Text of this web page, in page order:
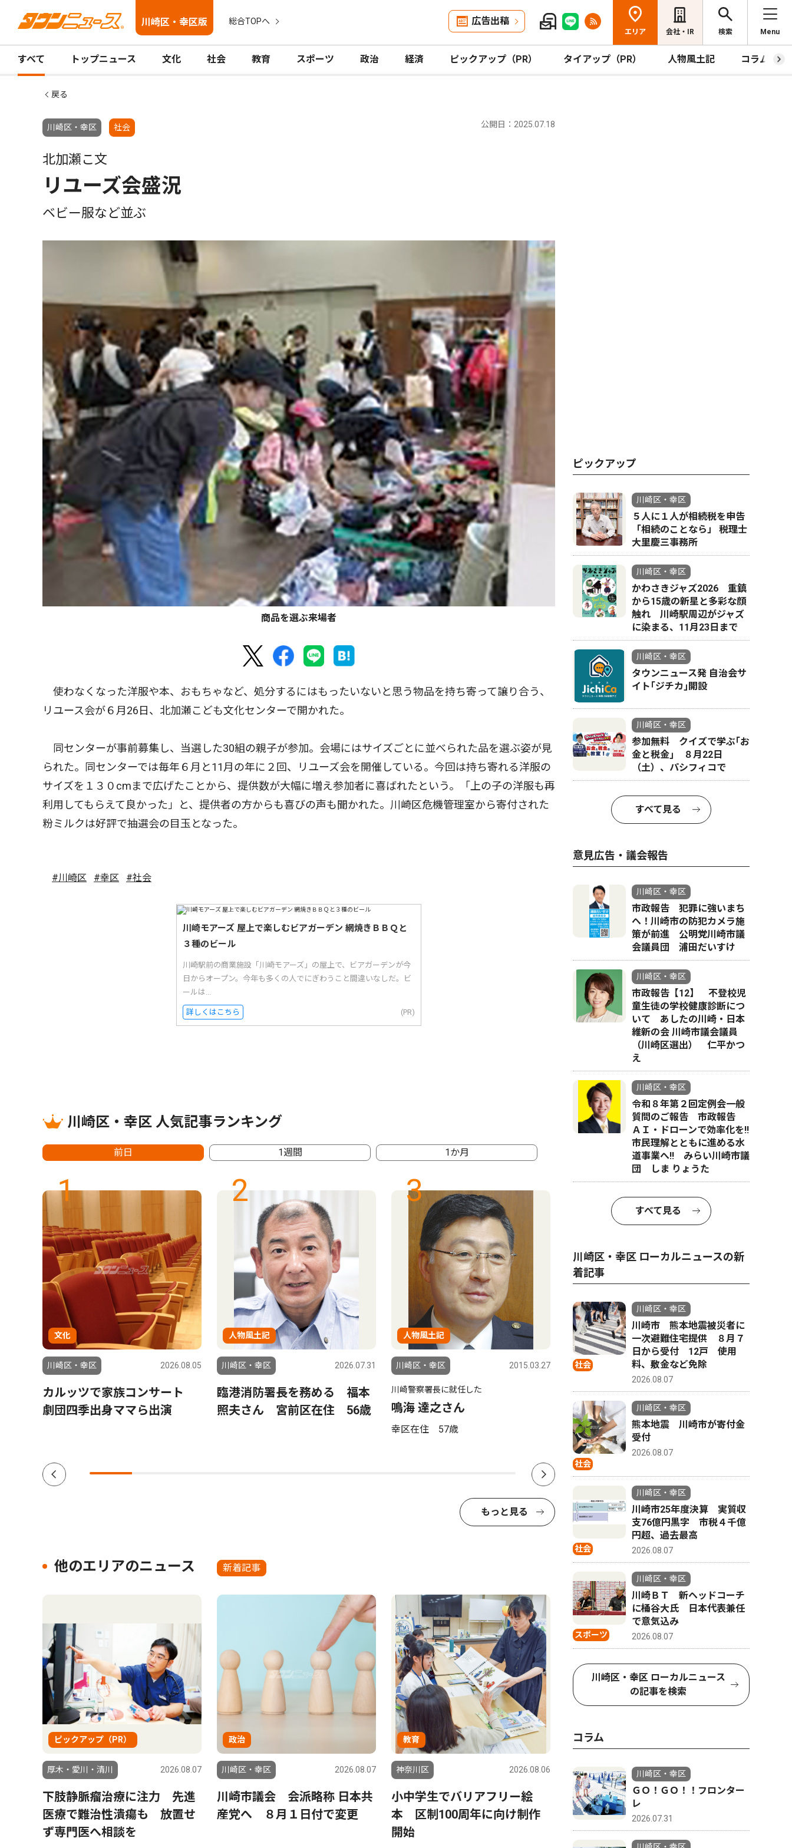
川崎区・幸区版 総合TOPへ 広告出稿
エリア 会社・IR 検索 Menu
すべて トップニュース 文化 社会 教育 スポーツ 政治 経済 ピックアップ（PR） タイアップ（PR） 人物風土記 コラム
戻る
川崎区・幸区 社会 公開日：2025.07.18
北加瀬こ文
リユーズ会盛況
ベビー服など並ぶ
商品を選ぶ来場者
使わなくなった洋服や本、おもちゃなど、処分するにはもったいないと思う物品を持ち寄って譲り合う、
リユース会が６月26日、北加瀬こども文化センターで開かれた。
同センターが事前募集し、当選した30組の親子が参加。会場にはサイズごとに並べられた品を選ぶ姿が見
られた。同センターでは毎年６月と11月の年に２回、リユーズ会を開催している。今回は持ち寄れる洋服の
サイズを１３０cmまで広げたことから、提供数が大幅に増え参加者に喜ばれたという。「上の子の洋服も再
利用してもらえて良かった」と、提供者の方からも喜びの声も聞かれた。川崎区危機管理室から寄付された
粉ミルクは好評で抽選会の目玉となった。
#川崎区 #幸区 #社会
川崎モアーズ 屋上で楽しむビアガーデン 網焼きＢＢＱと
３種のビール
川崎駅前の商業施設「川崎モアーズ」の屋上で、ビアガーデンが今
日からオープン。今年も多くの人でにぎわうこと間違いなしだ。ビ
ールは...
詳しくはこちら (PR)
川崎区・幸区 人気記事ランキング
前日 1週間 1か月
1
文化
川崎区・幸区 2026.08.05
カルッツで家族コンサート
劇団四季出身ママら出演
2
人物風土記
川崎区・幸区 2026.07.31
臨港消防署長を務める 福本
照夫さん 宮前区在住 56歳
3
人物風土記
川崎区・幸区 2015.03.27
川崎警察署長に就任した
鳴海 達之さん
幸区在住 57歳
4
ピックアップ（PR）
川崎区・幸区 2026.07.31
かわさきジャズ2026 重鎮か
ら15歳の新星と多彩な顔触
れ 川崎駅周辺がジャズに染
まる、11月23日まで
鉄の製
もっと見る
他のエリアのニュース 新着記事
ピックアップ（PR）
厚木・愛川・清川 2026.08.07
下肢静脈瘤治療に注力 先進
医療で難治性潰瘍も 放置せ
ず専門医へ相談を
政治
川崎区・幸区 2026.08.07
川崎市議会 会派略称 日本共
産党へ ８月１日付で変更
教育
神奈川区 2026.08.06
小中学生でバリアフリー絵
本 区制100周年に向け制作
開始
ピックアップ
川崎区・幸区
５人に１人が相続税を申告
「相続のことなら」 税理士
大里慶三事務所
川崎区・幸区
かわさきジャズ2026 重鎮
から15歳の新星と多彩な顔
触れ 川崎駅周辺がジャズ
に染まる、11月23日まで
川崎区・幸区
タウンニュース発 自治会サ
イト｢ジチカ｣開設
川崎区・幸区
参加無料 クイズで学ぶ｢お
金と税金｣ ８月22日
（土）、パシフィコで
すべて見る
意見広告・議会報告
川崎区・幸区
市政報告 犯罪に強いまち
へ！川崎市の防犯カメラ施
策が前進 公明党川崎市議
会議員団 浦田だいすけ
川崎区・幸区
市政報告【12】 不登校児
童生徒の学校健康診断につ
いて あしたの川崎・日本
維新の会 川崎市議会議員
（川崎区選出） 仁平かつ
え
川崎区・幸区
令和８年第２回定例会一般
質問のご報告 市政報告
ＡＩ・ドローンで効率化を!!
市民理解とともに進める水
道事業へ!! みらい川崎市議
団 しま りょうた
すべて見る
川崎区・幸区 ローカルニュースの新
着記事
社会
川崎区・幸区
川崎市 熊本地震被災者に
一次避難住宅提供 ８月７
日から受付 12戸 使用
料、敷金など免除
2026.08.07
社会
川崎区・幸区
熊本地震 川崎市が寄付金
受付
2026.08.07
社会
川崎区・幸区
川崎市25年度決算 実質収
支76億円黒字 市税４千億
円超、過去最高
2026.08.07
スポーツ
川崎区・幸区
川崎ＢＴ 新ヘッドコーチ
に桶谷大氏 日本代表兼任
で意気込み
2026.08.07
川崎区・幸区 ローカルニュース
の記事を検索
コラム
川崎区・幸区
ＧＯ！ＧＯ！！フロンター
レ
2026.07.31